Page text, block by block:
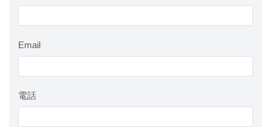
Email
電話